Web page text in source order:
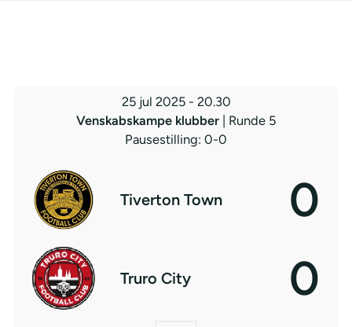
25 jul 2025 - 20.30
Venskabskampe klubber
| Runde 5
Pausestilling: 0-0
Tiverton Town 0
Truro City 0